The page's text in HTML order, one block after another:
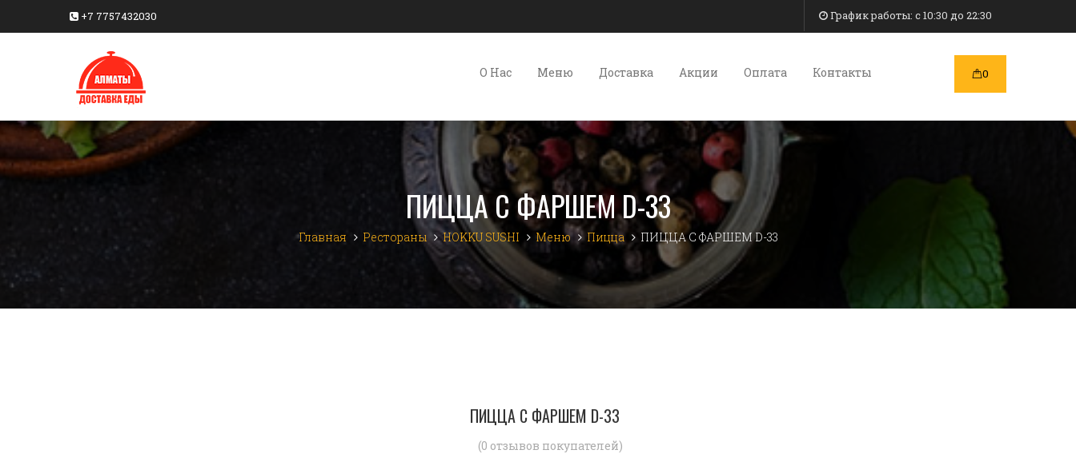
+7 7757432030 График работы: c 10:30 до 22:30
О Нас Меню Доставка Акции Оплата Контакты 0
ПИЦЦА С ФАРШЕМ D-33
Главная Рестораны HOKKU SUSHI Меню Пицца ПИЦЦА С ФАРШЕМ D-33
ПИЦЦА С ФАРШЕМ D-33
(0 отзывов покупателей)